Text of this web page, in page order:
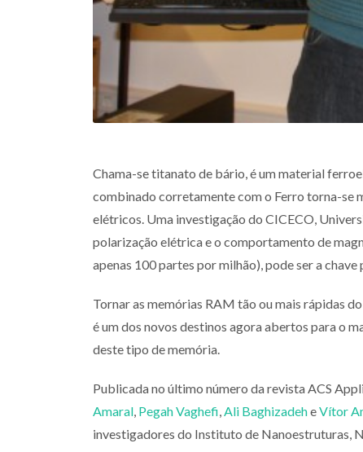
Chama-se titanato de bário, é um material
combinado corretamente com o Ferro torna-se
elétricos. Uma investigação do CICECO,
polarização elétrica e o comportamento de
apenas 100 partes por milhão), pode ser a
Tornar as memórias RAM tão ou mais rápidas
é um dos novos destinos agora abertos para o
deste tipo de memória.
Publicada no último número da revista ACS
Amaral, Pegah Vaghefi,Ali BaghizadeheVítor
investigadores do Instituto de Nanoestruturas,